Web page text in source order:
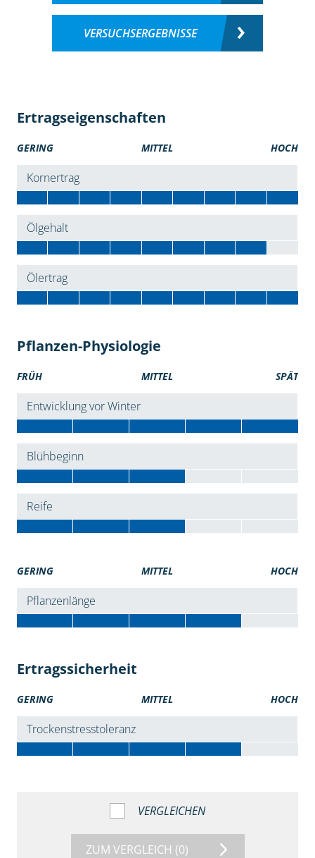
VERSUCHSERGEBNISSE
Ertragseigenschaften
GERING MITTEL HOCH
Kornertrag
Ölgehalt
Ölertrag
Pflanzen-Physiologie
FRÜH MITTEL SPÄT
Entwicklung vor Winter
Blühbeginn
Reife
GERING MITTEL HOCH
Pflanzenlänge
Ertragssicherheit
GERING MITTEL HOCH
Trockenstresstoleranz
VERGLEICHEN
ZUM VERGLEICH (0)